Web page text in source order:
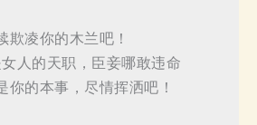
欺凌你的木兰吧！
人的天职，臣妾哪敢违命
你的本事，尽情挥洒吧！